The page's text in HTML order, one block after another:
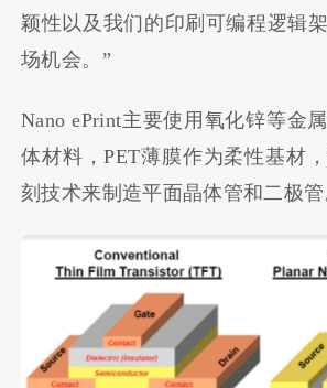
颖性以及我们的印刷可编程逻辑
场机会。”
Nano ePrint主要使用氧化锌等金
体材料，PET薄膜作为柔性基材
刻技术来制造平面晶体管和二极管